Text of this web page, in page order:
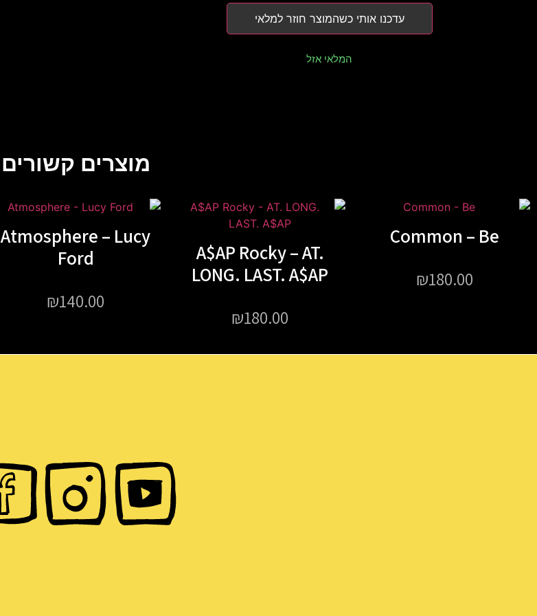
עדכנו אותי כשהמוצר חוזר למלאי
המלאי אזל
מוצרים קשורים
Common – Be
₪180.00
A$AP Rocky – AT.
LONG. LAST. A$AP
₪180.00
Atmosphere – Lucy
Ford
₪140.00